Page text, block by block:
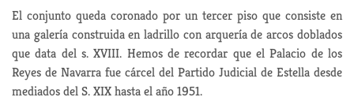
El conjunto queda coronado por un tercer piso que consiste en
una galería construida en ladrillo con arquería de arcos doblados
que data del s. XVIII. Hemos de recordar que el Palacio de los
Reyes de Navarra fue cárcel del Partido Judicial de Estella desde
mediados del S. XIX hasta el año 1951.